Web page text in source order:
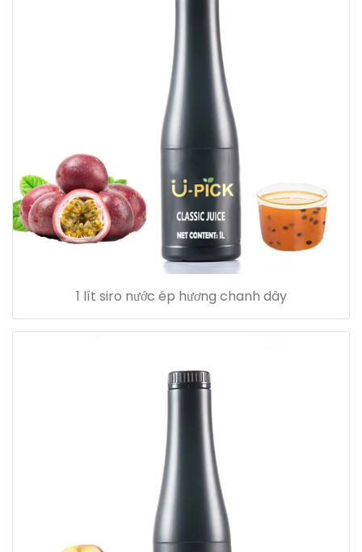
1 lít siro nước ép hương chanh dây